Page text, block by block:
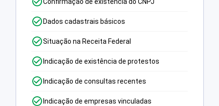
Dados cadastrais básicos
Situação na Receita Federal
Indicação de existência de protestos
Indicação de consultas recentes
Indicação de empresas vinculadas